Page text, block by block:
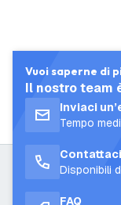
Vuoi saperne di
Il nostro team
Inviaci
Tempo
Contattaci
Disponibili
FAQ